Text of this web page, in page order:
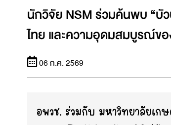
นักวิจัย NSM ร่วมค้นพบ “บั
ไทย และความอุดมสมบูรณ์ข
06 ก.ค. 2569